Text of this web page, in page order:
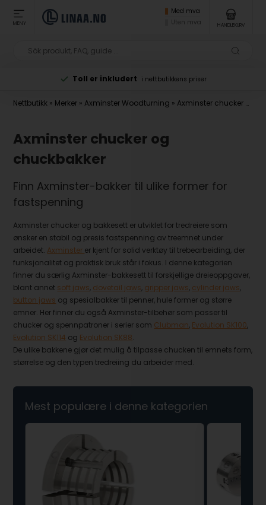
MENY
Med mva
Uten mva
HANDLEKURV
Toll er inkludert i nettbutikkens priser
Nettbutikk » Merker » Axminster Woodturning » Axminster chucker og chuckbakker
Axminster chucker og
chuckbakker
Finn Axminster-bakker til ulike former for
fastspenning
Axminster chucker og bakkesett er utviklet for tredreiere som
ønsker en stabil og presis fastspenning av treemnet under
arbeidet. Axminster er kjent for solid verktøy til trebearbeiding, der
funksjonalitet og praktisk bruk står i fokus. I denne kategorien
finner du særlig Axminster-bakkesett til forskjellige dreieoppgaver,
blant annet soft jaws, dovetail jaws, gripper jaws, cylinder jaws,
button jaws og spesialbakker til penner, hule former og større
emner. Her finner du også Axminster-tilbehør som passer til
chucker og spennpatroner i serier som Clubman, Evolution SK100,
Evolution SK114 og Evolution SK88.
De ulike bakkene gjør det mulig å tilpasse chucken til emnets form,
størrelse og den typen tredreiing du arbeider med.
Mest populære i denne kategorien